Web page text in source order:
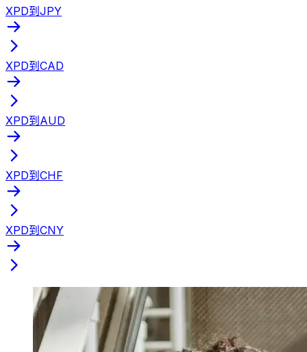
XPD到JPY
XPD到CAD
XPD到AUD
XPD到CHF
XPD到CNY